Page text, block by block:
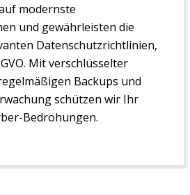
modernste
und gewährleisten die
Datenschutzrichtlinien,
Mit verschlüsselter
Backups und
schützen wir Ihr
Bedrohungen.